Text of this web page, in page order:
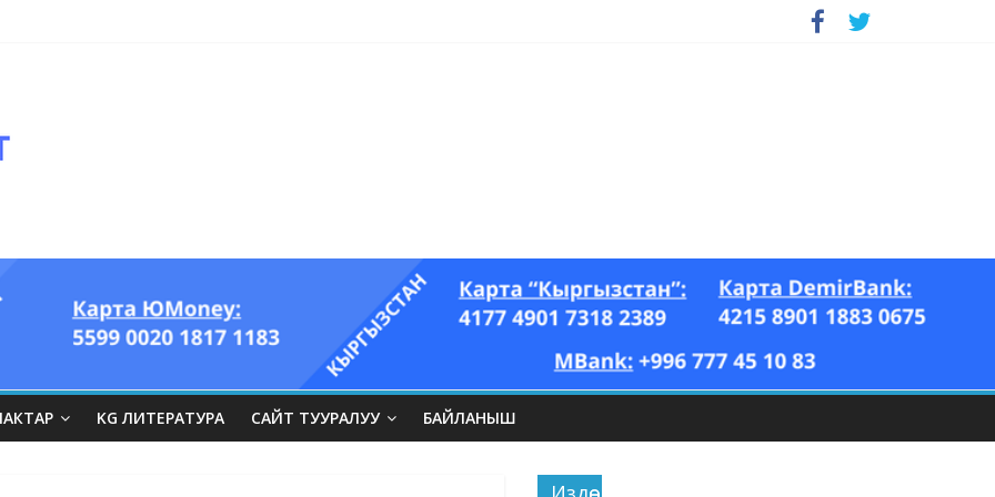
KG ЛИТЕРАТУРА САЙТ ТУУРАЛУУ БАЙЛАНЫШ